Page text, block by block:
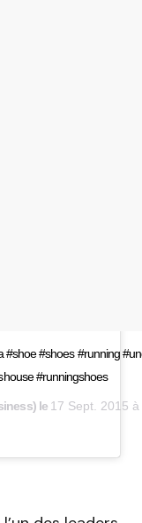
#shoe #shoes #running
#runningshoes
le 17 Sept. 2015